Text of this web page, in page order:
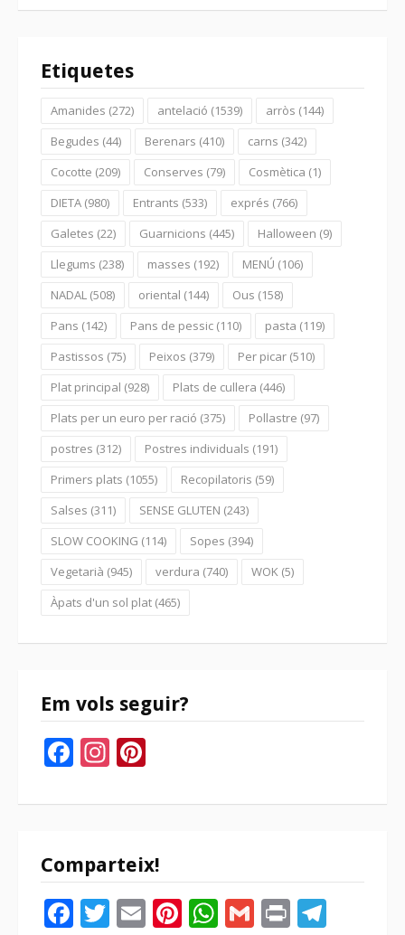
Etiquetes
Amanides (272) antelació (1539) arròs (144)
Begudes (44) Berenars (410) carns (342)
Cocotte (209) Conserves (79) Cosmètica (1)
DIETA (980) Entrants (533) exprés (766)
Galetes (22) Guarnicions (445) Halloween (9)
Llegums (238) masses (192) MENÚ (106)
NADAL (508) oriental (144) Ous (158)
Pans (142) Pans de pessic (110) pasta (119)
Pastissos (75) Peixos (379) Per picar (510)
Plat principal (928) Plats de cullera (446)
Plats per un euro per ració (375) Pollastre (97)
postres (312) Postres individuals (191)
Primers plats (1055) Recopilatoris (59)
Salses (311) SENSE GLUTEN (243)
SLOW COOKING (114) Sopes (394)
Vegetarià (945) verdura (740) WOK (5)
Àpats d'un sol plat (465)
Em vols seguir?
Facebook
Instagram
Comparteix!
Facebook
Twitter
EmailPinterest
WhatsApp
Gmail
Print